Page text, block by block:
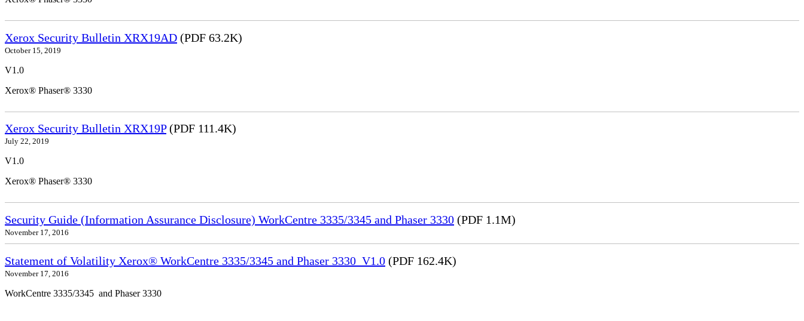
Xerox Security Bulletin XRX19AD (PDF 63.2K)
October 15, 2019
V1.0
Xerox® Phaser® 3330
Xerox Security Bulletin XRX19P(PDF 111.4K)
July 22, 2019
V1.0
Xerox® Phaser® 3330
Security Guide (Information Assurance Disclosure) WorkCentre 3335/3345 and Phaser 3330 (PDF 1.1M)
November 17, 2016
Statement of Volatility Xerox® WorkCentre 3335/3345 and Phaser 3330_V1.0 (PDF 162.4K)
November 17, 2016
WorkCentre 3335/3345 and Phaser 3330